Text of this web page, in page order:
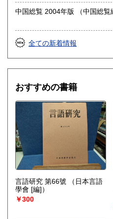
中国総覧 2004年版
全ての新着情報
おすすめの書籍
言語研究 第66號
（日本言語
學會 [編]）
￥300